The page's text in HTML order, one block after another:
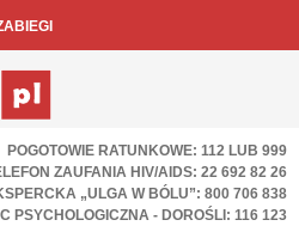
POGOTOWIE RATUNKOWE: 112 LUB 999
ZAUFANIA HIV/AIDS: 22 692 82 26
„ULGA W BÓLU”: 800 706 838
PSYCHOLOGICZNA - DOROŚLI: 116 123